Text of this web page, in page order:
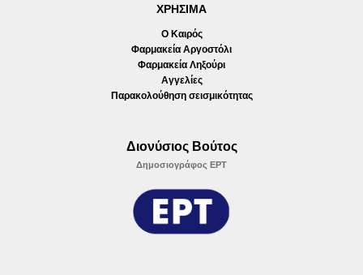
ΧΡΗΣΙΜΑ
Ο Καιρός
Φαρμακεία Αργοστόλι
Φαρμακεία Ληξούρι
Αγγελίες
Παρακολούθηση σεισμικότητας
Διονύσιος Βούτος
Δημοσιογράφος ΕΡΤ